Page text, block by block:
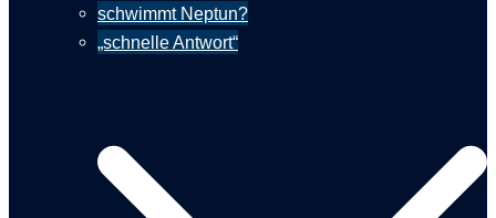
schwimmt Neptun?
„schnelle Antwort“